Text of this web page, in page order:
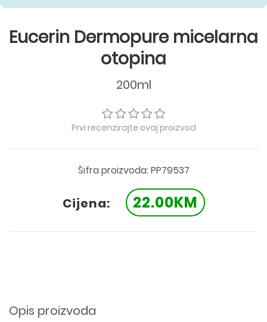
Eucerin Dermopure micelarna
otopina
200ml
Prvi recenzirajte ovaj proizvod
Šifra proizvoda: PP79537
Cijena: 22.00KM
Opis proizvoda